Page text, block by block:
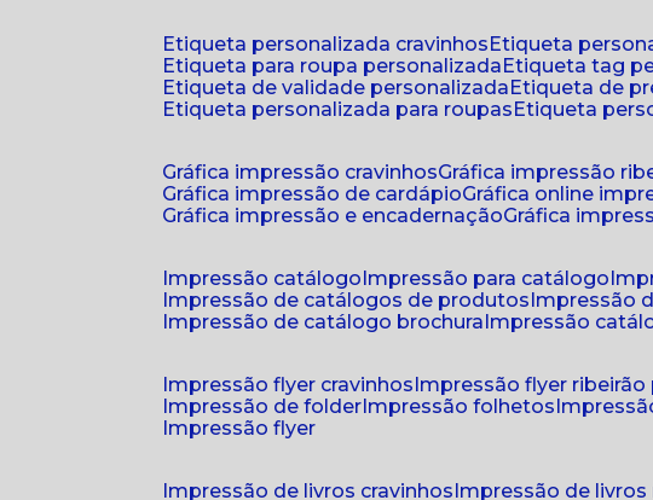
etiqueta personalizada cravinhos
etiqueta
etiqueta para roupa personalizada
etiqueta tag
etiqueta de validade personalizada
etiqueta de
etiqueta personalizada para roupas
etiqueta
gráfica impressão cravinhos
gráfica impressão
gráfica impressão de cardápio
gráfica online
gráfica impressão e encadernação
gráfica
impressão catálogo impressão para catálogo
impressão de catálogos de produtos impressão
impressão de catálogo brochura impressão
impressão flyer cravinhos impressão flyer ribeirão
impressão de folder impressão folhetos
impressão flyer
impressão de livros cravinhos impressão de